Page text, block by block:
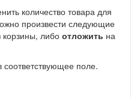
количество товара для
произвести следующие
корзины, либо отложить на
соответствующее поле.